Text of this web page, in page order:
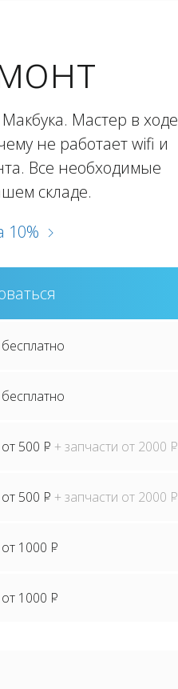
Мастер в ходе
не работает wifi и
Все необходимые
складе.
10%
бесплатно
бесплатно
от 500 P + запчасти от 2000 P
от 500 P + запчасти от 2000 P
от 1000 P
от 1000 P